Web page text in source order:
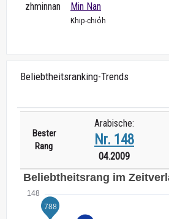
zhminnan Min Nan
Khip-chio̍h
Beliebtheitsranking-Trends
Bester
Rang
Arabische:
Nr. 148
04.2009